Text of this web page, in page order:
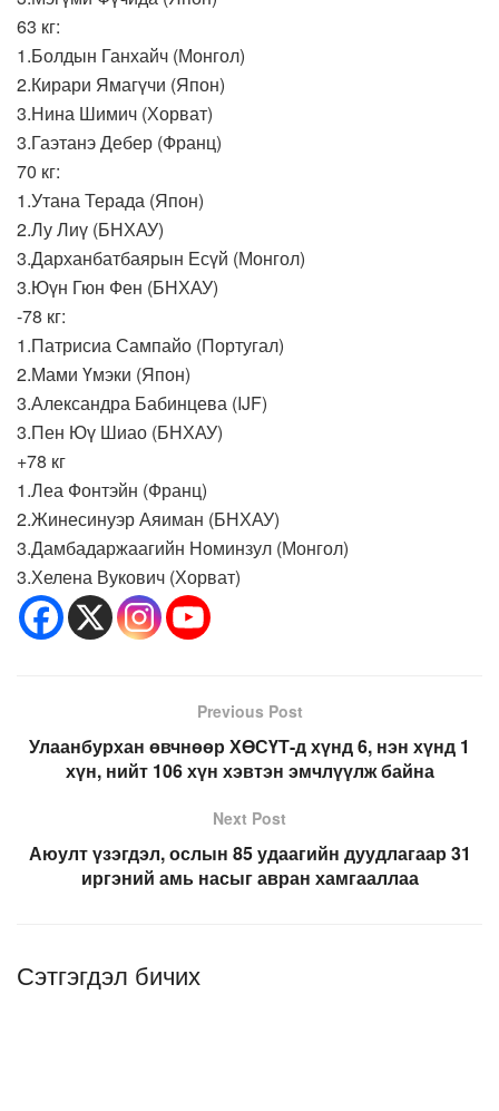
63 кг:
1.Болдын Ганхайч (Монгол)
2.Кирари Ямагүчи (Япон)
3.Нина Шимич (Хорват)
3.Гаэтанэ Дебер (Франц)
70 кг:
1.Утана Терада (Япон)
2.Лу Лиү (БНХАУ)
3.Дарханбатбаярын Есүй (Монгол)
3.Юүн Гюн Фен (БНХАУ)
-78 кг:
1.Патрисиа Сампайо (Португал)
2.Мами Үмэки (Япон)
3.Александра Бабинцева (IJF)
3.Пен Юү Шиао (БНХАУ)
+78 кг
1.Леа Фонтэйн (Франц)
2.Жинесинуэр Аяиман (БНХАУ)
3.Дамбадаржаагийн Номинзул (Монгол)
3.Хелена Вукович (Хорват)
Previous Post
Улаанбурхан өвчнөөр ХӨСҮТ-д хүнд 6, нэн хүнд 1
хүн, нийт 106 хүн хэвтэн эмчлүүлж байна
Next Post
Аюулт үзэгдэл, ослын 85 удаагийн дуудлагаар 31
иргэний амь насыг авран хамгааллаа
Сэтгэгдэл бичих